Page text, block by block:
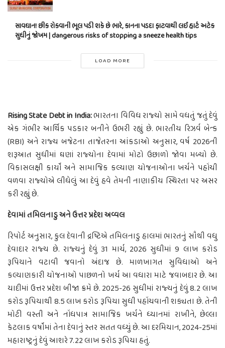
સાવધાન! છીંક રોકવાની ભૂલ પડી શકે છે ભારે, કાનના પડદા ફાટવાથી લઈ હાર્ટ અટેક
સુધીનું જોખમ | dangerous risks of stopping a sneeze health tips
LOAD MORE
Rising State Debt in India:ભારતના વિવિધ રાજ્યો સામે વધતું જતું દેવું
એક ગંભીર આર્થિક પડકાર બનીને ઉભરી રહ્યું છે. ભારતીય રિઝર્વ બેન્ક
(RBI) અને રાજ્ય બજેટના તાજેતરના આંકડાઓ અનુસાર, વર્ષ 2026ની
શરૂઆત સુધીમાં ઘણાં રાજ્યોના દેવામાં મોટો ઉછાળો જોવા મળ્યો છે.
વિકાસલક્ષી કાર્યો અને સામાજિક કલ્યાણ યોજનાઓના ખર્ચને પહોંચી
વળવા રાજ્યોએ લીધેલું આ દેવું હવે તેમની નાણાકીય સ્થિરતા પર અસર
કરી રહ્યું છે.
દેવામાં તમિલનાડુ અને ઉત્તર પ્રદેશ અવ્વલ
રિપોર્ટ અનુસાર, કુલ દેવાની દ્રષ્ટિએ તમિલનાડુ હાલમાં ભારતનું સૌથી વધુ
દેવાદાર રાજ્ય છે. રાજ્યનું દેવું 31 માર્ચ, 2026 સુધીમાં 9 લાખ કરોડ
રૂપિયાને વટાવી જવાનો અંદાજ છે. માળખાગત સુવિધાઓ અને
કલ્યાણકારી યોજનાઓ પાછળનો ખર્ચ આ વધારા માટે જવાબદાર છે. આ
યાદીમાં ઉત્તર પ્રદેશ બીજા ક્રમે છે. 2025-26 સુધીમાં રાજ્યનું દેવું 8.2 લાખ
કરોડ રૂપિયાથી 8.5 લાખ કરોડ રૂપિયા સુધી પહોંચવાની શક્યતા છે. તેની
મોટી વસ્તી અને નોંધપાત્ર સામાજિક ખર્ચને ધ્યાનમાં રાખીને, છેલ્લા
કેટલાક વર્ષોમાં તેના દેવાનું સ્તર સતત વધ્યું છે. આ દરમિયાન, 2024-25માં
મહારાષ્ટ્રનું દેવું આશરે 7.22 લાખ કરોડ રૂપિયા હતું.